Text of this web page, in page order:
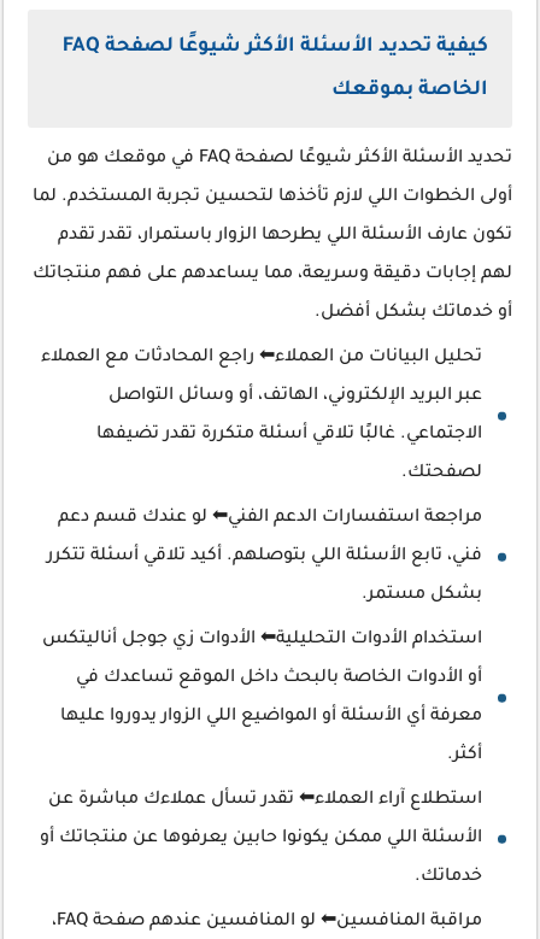
كيفية تحديد الأسئلة الأكثر شيوعًا لصفحة FAQ
الخاصة بموقعك
تحديد الأسئلة الأكثر شيوعًا لصفحة FAQ في موقعك هو من
أولى الخطوات اللي لازم تأخذها لتحسين تجربة المستخدم. لما
تكون عارف الأسئلة اللي يطرحها الزوار باستمرار، تقدر تقدم
لهم إجابات دقيقة وسريعة، مما يساعدهم على فهم منتجاتك
أو خدماتك بشكل أفضل.
تحليل البيانات من العملاء⬅ راجع المحادثات مع العملاء
عبر البريد الإلكتروني، الهاتف، أو وسائل التواصل
الاجتماعي. غالبًا تلاقي أسئلة متكررة تقدر تضيفها
لصفحتك.
مراجعة استفسارات الدعم الفني⬅ لو عندك قسم دعم
فني، تابع الأسئلة اللي بتوصلهم. أكيد تلاقي أسئلة تتكرر
بشكل مستمر.
استخدام الأدوات التحليلية⬅ الأدوات زي جوجل أناليتكس
أو الأدوات الخاصة بالبحث داخل الموقع تساعدك في
معرفة أي الأسئلة أو المواضيع اللي الزوار يدوروا عليها
أكثر.
استطلاع آراء العملاء⬅ تقدر تسأل عملاءك مباشرة عن
الأسئلة اللي ممكن يكونوا حابين يعرفوها عن منتجاتك أو
خدماتك.
مراقبة المنافسين⬅ لو المنافسين عندهم صفحة FAQ،